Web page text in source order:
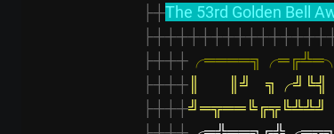
├┼The 53rd Golden Bell
├┼┼┼
├┼┼┼ ║        ║╝
├┼┼┼